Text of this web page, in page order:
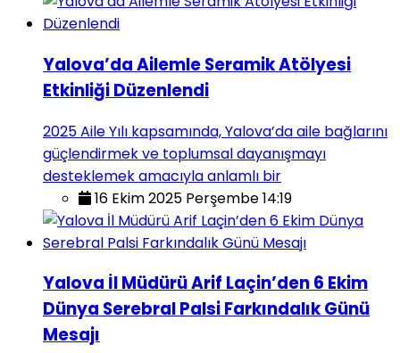
Yalova’da Ailemle Seramik Atölyesi
Etkinliği Düzenlendi
2025 Aile Yılı kapsamında, Yalova’da aile bağlarını
güçlendirmek ve toplumsal dayanışmayı
desteklemek amacıyla anlamlı bir
16 Ekim 2025 Perşembe 14:19
Yalova İl Müdürü Arif Laçin’den 6 Ekim
Dünya Serebral Palsi Farkındalık Günü
Mesajı